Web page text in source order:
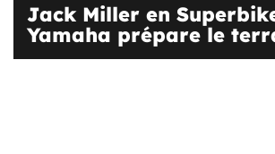
Jack Miller en
Yamaha prépare le